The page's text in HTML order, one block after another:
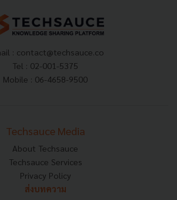
: contact@techsauce.co
Tel : 02-001-5375
Mobile : 06-4658-9500
Techsauce Media
About Techsauce
Techsauce Services
Privacy Policy
ส่งบทความ